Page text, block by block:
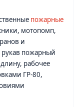
пожарные
мотопомп,
и
пожарный
рабочее
ГР-80,